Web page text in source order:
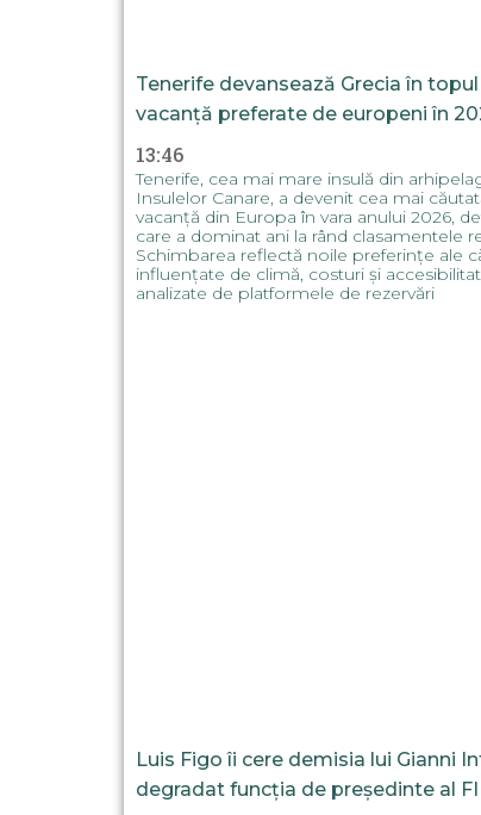
Tenerife devansează Grecia în
vacanță preferate de europeni în
13:46
Tenerife, cea mai mare insulă din
Insulelor Canare, a devenit cea mai
vacanță din Europa în vara anului 2026,
care a dominat ani la rând clasamentele
Schimbarea reflectă noile preferințe ale
influențate de climă, costuri și
analizate de platformele de rezervări
Luis Figo îi cere demisia lui Gianni
degradat funcția de președinte al